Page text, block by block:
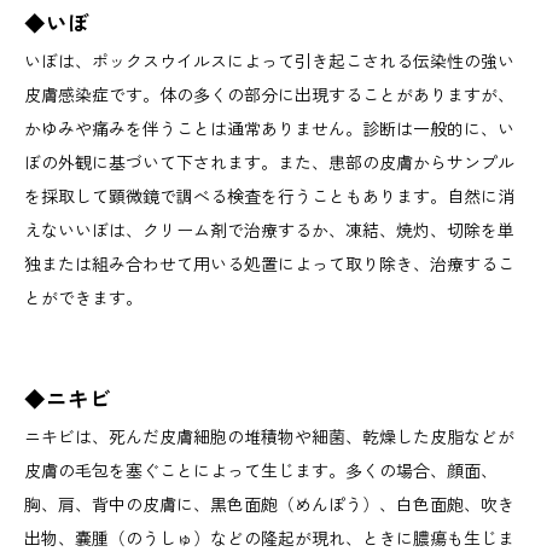
◆いぼ
いぼは、ポックスウイルスによって引き起こされる伝染性の強い
皮膚感染症です。体の多くの部分に出現することがありますが、
かゆみや痛みを伴うことは通常ありません。診断は一般的に、い
ぼの外観に基づいて下されます。また、患部の皮膚からサンプル
を採取して顕微鏡で調べる検査を行うこともあります。自然に消
えないいぼは、クリーム剤で治療するか、凍結、焼灼、切除を単
独または組み合わせて用いる処置によって取り除き、治療するこ
とができます。
◆ニキビ
ニキビは、死んだ皮膚細胞の堆積物や細菌、乾燥した皮脂などが
皮膚の毛包を塞ぐことによって生じます。多くの場合、顔面、
胸、肩、背中の皮膚に、黒色面皰（めんぽう）、白色面皰、吹き
出物、嚢腫（のうしゅ）などの隆起が現れ、ときに膿瘍も生じま